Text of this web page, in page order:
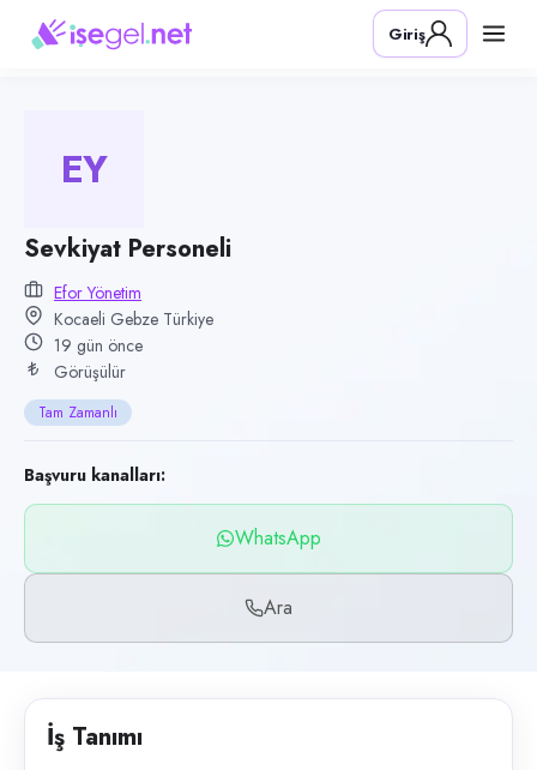
Pozisyon
Sevkiyat Personeli
Kategori
Konum
Gebze, Kocaeli
Çalışma şekli
Tam Zamanlı · Ofis
Yayın tarihi
17 Temmuz 2026
Son geçerlilik
15 Ekim 2026
WhatsApp, Telefon
İlan açıklaması
Giriş
EY
Sevkiyat Personeli
Efor Yönetim
Kocaeli Gebze Türkiye
19 gün önce
Görüşülür
Tam Zamanlı
Başvuru kanalları:
WhatsApp
Ara
İş Tanımı